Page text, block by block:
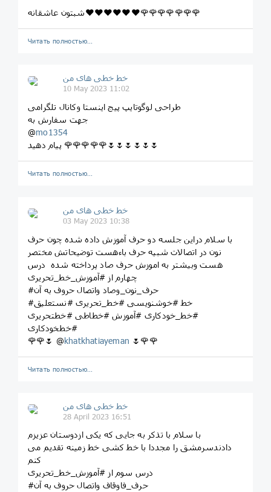
شبتون عاشقانه❤❤❤❤❤❤🌹🌹🌹🌹🌹🌹🌹
Читать полностью…
خط خطی های من
10 May 2023 11:02
طراحی لوگوتایپ پیج اینستا وکانال تلگرامی
جهت سفارش به
@mo1354
پیام دهید 🌹🌹🌹🌹🌹🌷🌷🌷🌷🌷🌷
Читать полностью…
خط خطی های من
03 May 2023 10:38
با سلام دراین جلسه دو حرف آموزش داده شده چون حرف
نون در اتصالات شبیه حرف باءهست توضیحاتش مختصر
هست وبیشتر به اموزش حرف صاد پرداخته شده درس
چهارم از #آموزش_خط_تحریری
#حرف_نون_وصاد واتصال حروف به آن
#خط #خوشنویسی #خط_تحریری #نستعلیق
#خط_خودکاری #آموزش #خطاطی #خطتحریری
#خطخودکاری
🌹🌹🌷 @khatkhatiayeman 🌷🌹🌹
Читать полностью…
خط خطی های من
28 April 2023 16:51
با سلام با تذکر به جایی که یکی ازدوستان عزیزم
دادندسرمشق را مجددا با خط کشی خط زمینه تقدیم می
کنم
درس سوم از #آموزش_خط_تحریری
#حرف_فاوقاف واتصال حروف به آن